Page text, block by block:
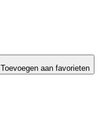
Toevoegen aan favorieten